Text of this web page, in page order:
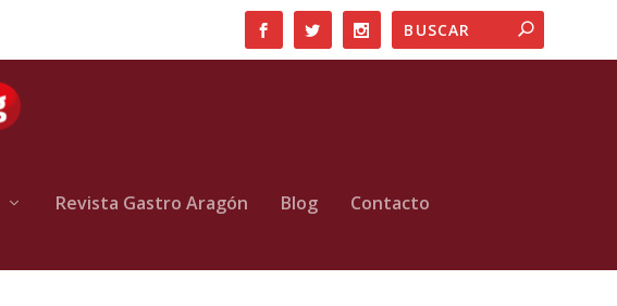
Revista Gastro Aragón Blog Contacto